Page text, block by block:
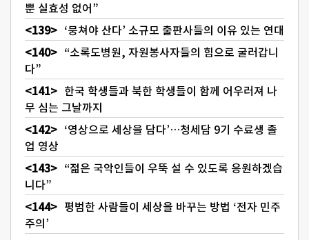
뿐 실효성 없어”
‘뭉쳐야 산다’ 소규모 출판사들의 이유 있는 연대
“소록도병원, 자원봉사자들의 힘으로 굴러갑니
다”
한국 학생들과 북한 학생들이 함께 어우러져 나
무 심는 그날까지
‘영상으로 세상을 담다’…청세담 9기 수료생 졸
업 영상
“젊은 국악인들이 우뚝 설 수 있도록 응원하겠습
니다”
평범한 사람들이 세상을 바꾸는 방법 ‘전자 민주
주의’